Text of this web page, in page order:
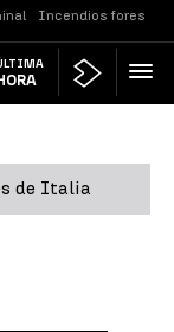
Incendios
de Italia